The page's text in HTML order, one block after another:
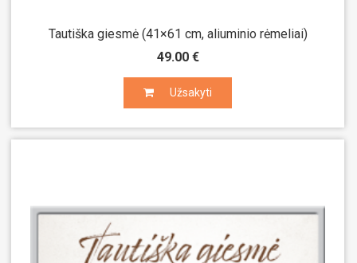
Tautiška giesmė (41×61 cm, aliuminio rėmeliai)
49.00 €
Užsakyti
Užsakyti